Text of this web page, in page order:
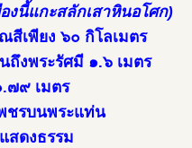
งนี้แกะสลักเสาหินอโศก)
สีเพียง ๖๐ กิโลเมตร
งพระรัศมี ๑.๖ เมตร
๗๙ เมตร
ชรบนพระแท่น
สดงธรรม